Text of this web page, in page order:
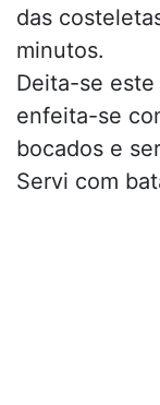
das
minutos.
Deita-se
enfeita-se
bocados e
Servi com